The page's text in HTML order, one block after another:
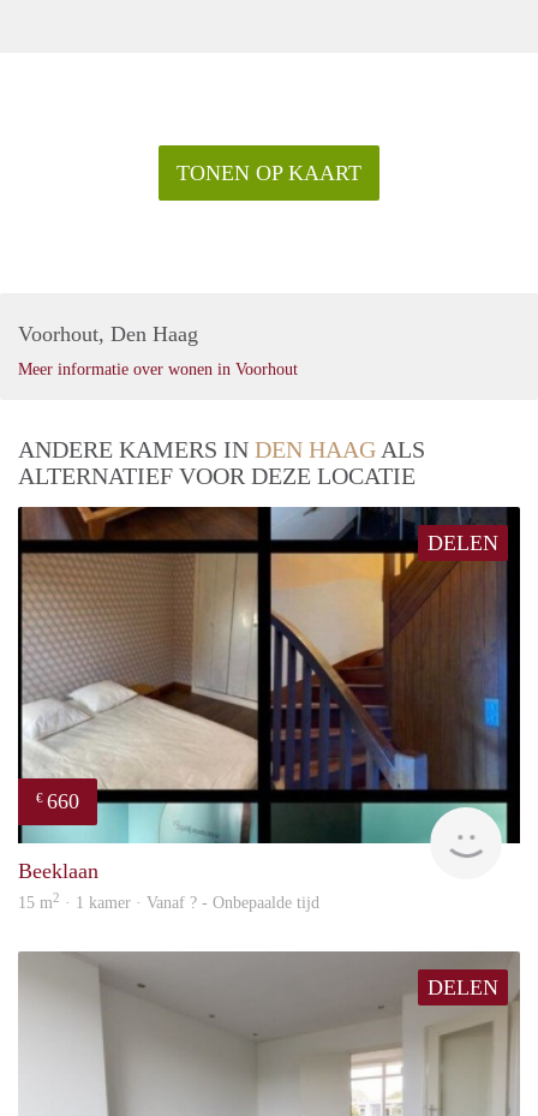
TONEN OP KAART
Voorhout, Den Haag
Meer informatie over wonen in Voorhout
ANDERE KAMERS IN DEN HAAG ALS
ALTERNATIEF VOOR DEZE LOCATIE
DELEN
€ 660
Beeklaan
15 m2 · 1 kamer · Vanaf ? - Onbepaalde tijd
DELEN